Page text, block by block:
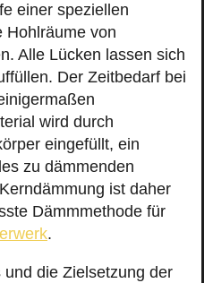
einer speziellen
Hohlräume von
Alle Lücken lassen sich
Der Zeitbedarf bei
wird durch
eingefüllt, ein
zu dämmenden
ist daher
Dämmmethode für
.
die Zielsetzung der